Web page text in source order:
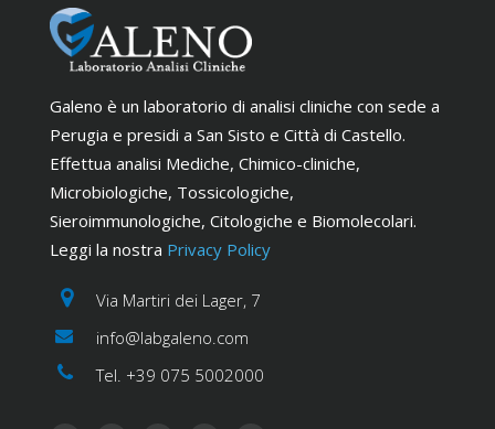
Galeno è un laboratorio di analisi cliniche con sede a
Perugia e presidi a San Sisto e Città di Castello.
Effettua analisi Mediche, Chimico-cliniche,
Microbiologiche, Tossicologiche,
Sieroimmunologiche, Citologiche e Biomolecolari.
Leggi la nostra Privacy Policy
Via Martiri dei Lager, 7
info@labgaleno.com
Tel. +39 075 5002000